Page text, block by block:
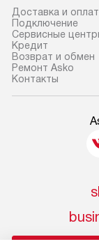
Доставка и
Подключение
Сервисные
Кредит
Возврат и обмен
Ремонт Asko
Контакты